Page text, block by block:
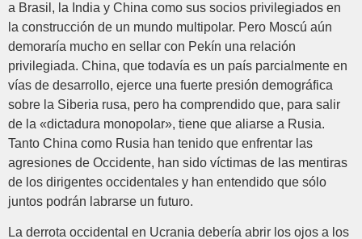
a Brasil, la India y China como sus socios privilegiados en
la construcción de un mundo multipolar. Pero Moscú aún
demoraría mucho en sellar con Pekín una relación
privilegiada. China, que todavía es un país parcialmente en
vías de desarrollo, ejerce una fuerte presión demográfica
sobre la Siberia rusa, pero ha comprendido que, para salir
de la «dictadura monopolar», tiene que aliarse a Rusia.
Tanto China como Rusia han tenido que enfrentar las
agresiones de Occidente, han sido víctimas de las mentiras
de los dirigentes occidentales y han entendido que sólo
juntos podrán labrarse un futuro.
La derrota occidental en Ucrania debería abrir los ojos a los